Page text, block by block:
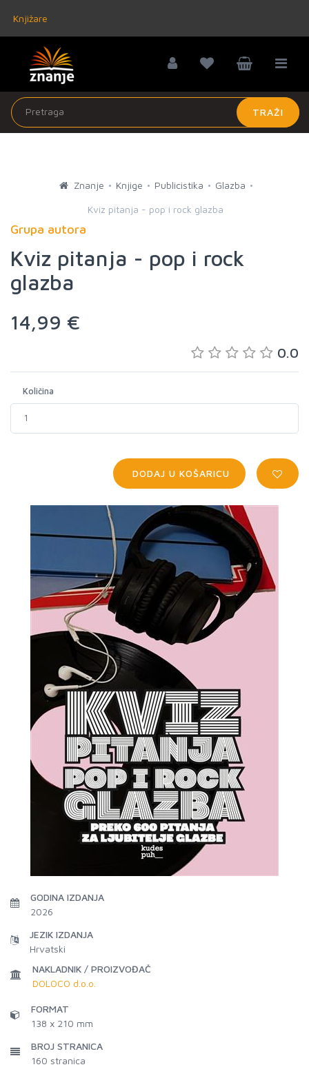
Knjižare
TRAŽI
Znanje Knjige Publicistika Glazba
Kviz pitanja - pop i rock glazba
Grupa autora
Kviz pitanja - pop i rock
glazba
14,99 €
0.0
Količina
DODAJ U KOŠARICU
GODINA IZDANJA
2026
JEZIK IZDANJA
Hrvatski
NAKLADNIK / PROIZVOĐAČ
DOLOCO d.o.o.
FORMAT
138 x 210 mm
BROJ STRANICA
160 stranica